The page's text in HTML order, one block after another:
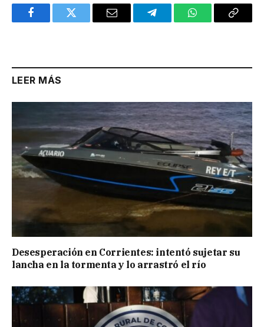
FacebookTwitter Email TelegramWhatsAppCopy
LEER MÁS
Desesperación en Corrientes: intentó sujetar su
lancha en la tormenta y lo arrastró el río